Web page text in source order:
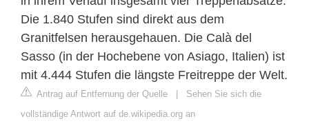
Die 1.840 Stufen sind direkt aus dem
Granitfelsen herausgehauen. Die Calà del
Sasso (in der Hochebene von Asiago, Italien) ist
mit 4.444 Stufen die längste Freitreppe der Welt.
Antrag auf Entfernung der Quelle | Sehen Sie sich die
vollständige Antwort auf de.wikipedia.org an